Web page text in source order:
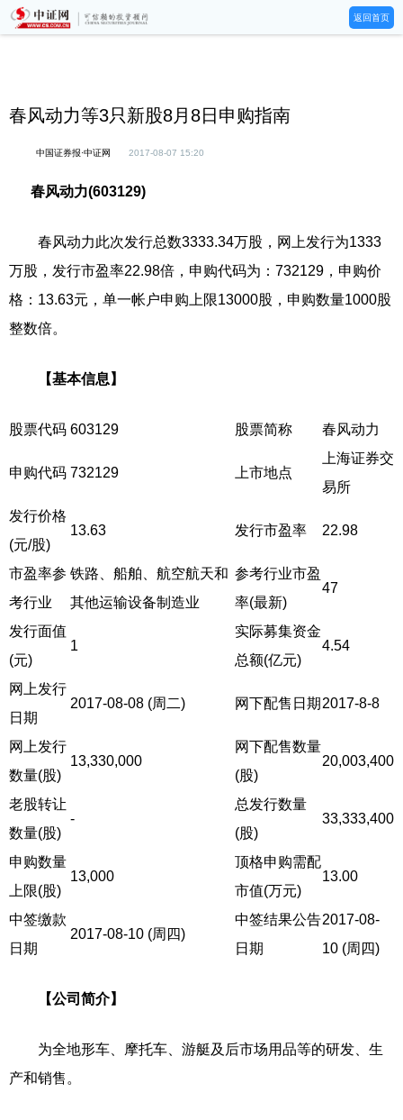
返回首页
春风动力等3只新股8月8日申购指南
中国证券报·中证网 2017-08-07 15:20
春风动力(603129)
春风动力此次发行总数3333.34万股，网上发行为1333
万股，发行市盈率22.98倍，申购代码为：732129，申购价
格：13.63元，单一帐户申购上限13000股，申购数量1000股
整数倍。
【基本信息】
股票代码 603129 股票简称 春风动力
申购代码 732129 上市地点
上海证券交
易所
发行价格
(元/股)
13.63 发行市盈率 22.98
市盈率参
考行业
铁路、船舶、航空航天和
其他运输设备制造业
参考行业市盈
率(最新)
47
发行面值
(元)
1
实际募集资金
总额(亿元)
4.54
网上发行
日期
2017-08-08 (周二) 网下配售日期 2017-8-8
网上发行
数量(股)
13,330,000
网下配售数量
(股)
20,003,400
老股转让
数量(股)
-
总发行数量
(股)
33,333,400
申购数量
上限(股)
13,000
顶格申购需配
市值(万元)
13.00
中签缴款
日期
2017-08-10 (周四)
中签结果公告
日期
2017-08-
10 (周四)
【公司简介】
为全地形车、摩托车、游艇及后市场用品等的研发、生
产和销售。